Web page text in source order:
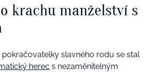
krachu manželství s
slavného rodu se stal
herec s nezaměnitelným